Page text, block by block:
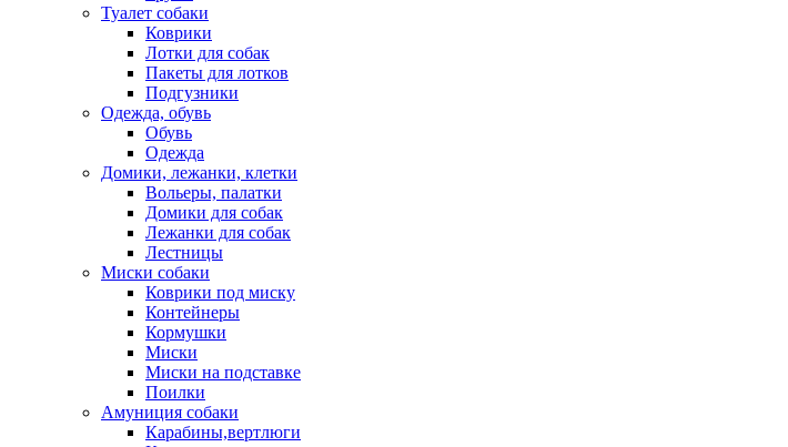
Туалет собаки
Коврики
Лотки для собак
Пакеты для лотков
Подгузники
Одежда, обувь
Обувь
Одежда
Домики, лежанки, клетки
Вольеры, палатки
Домики для собак
Лежанки для собак
Лестницы
Миски собаки
Коврики под миску
Контейнеры
Кормушки
Миски
Миски на подставке
Поилки
Амуниция собаки
Карабины,вертлюги